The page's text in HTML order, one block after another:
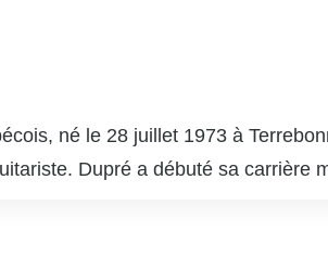
né le 28 juillet 1973 à
Dupré a débuté sa carrière